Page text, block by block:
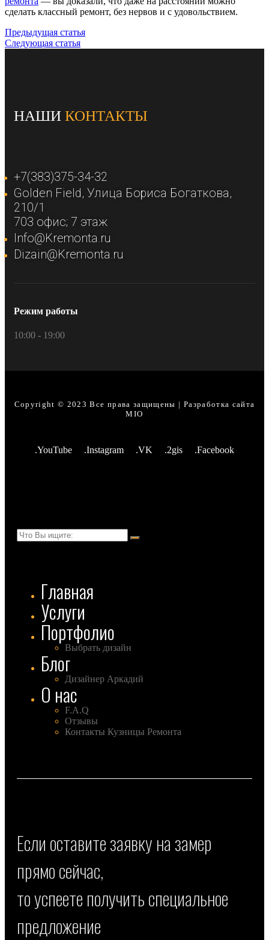
сделать классный ремонт, без нервов и с удовольствием.
Предыдущая статья
Следующая статья
НАШИ КОНТАКТЫ
+7(383)375-34-32
Golden Field​, Улица Бориса Богаткова,
210/1​
703 офис; 7 этаж​
Info@Kremonta.ru
Dizain@Kremonta.ru
Режим работы
10:00 - 19:00
Copyright © 2023 Все права защищены | Разработка сайта
MIO
.YouTube .Instagram .VK .2gis .Facebook
Главная
Услуги
Портфолио
Выбрать дизайн
Блог
Дизайнер Аркадий
О нас
F.A.Q
Отзывы
Контакты Кузницы Ремонта
Если оставите заявку на замер
прямо сейчас,
то успеете получить специальное
предложение